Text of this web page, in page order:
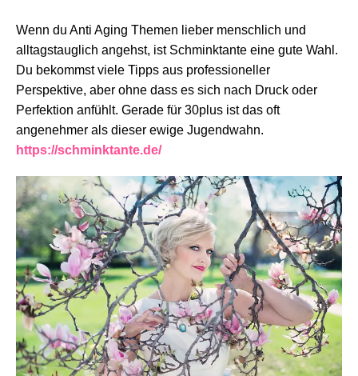
Wenn du Anti Aging Themen lieber menschlich und
alltagstauglich angehst, ist Schminktante eine gute Wahl.
Du bekommst viele Tipps aus professioneller
Perspektive, aber ohne dass es sich nach Druck oder
Perfektion anfühlt. Gerade für 30plus ist das oft
angenehmer als dieser ewige Jugendwahn.
https://schminktante.de/